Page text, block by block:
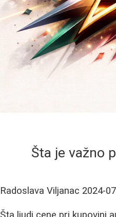
Šta je važno
Radoslava Viljanac 2024-